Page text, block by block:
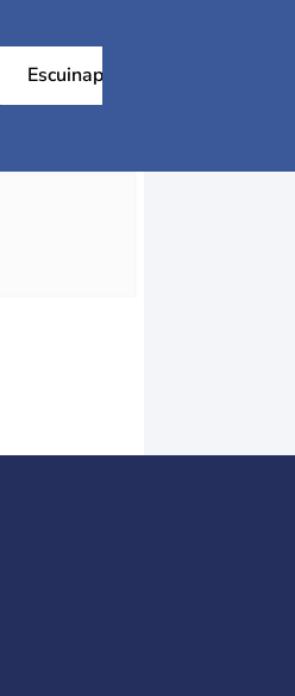
Escuinapa de Hidalgo